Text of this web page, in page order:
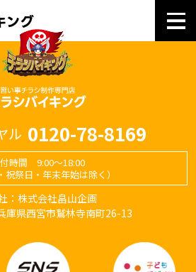
ル 0120-78-8169
時間 9:00～18:00
祝祭日・年末年始は除く）
：株式会社畠山企画
庫県西宮市鷲林寺南町26-13